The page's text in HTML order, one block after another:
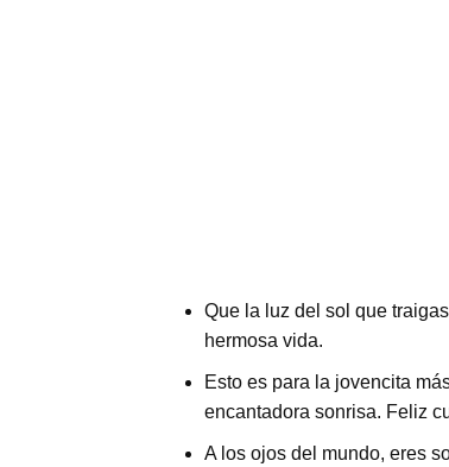
Que la luz del sol que
hermosa vida.
Esto es para la jovencita
encantadora sonrisa. Feliz
A los ojos del mundo, eres